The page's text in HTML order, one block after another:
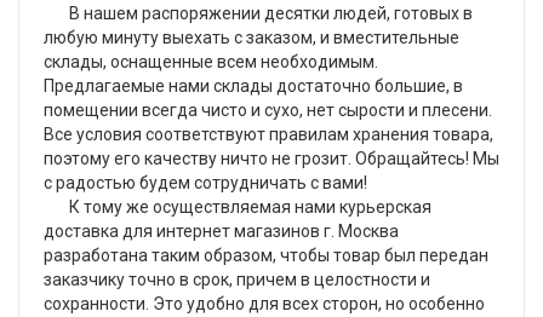
В нашем распоряжении десятки людей, готовых в
любую минуту выехать с заказом, и вместительные
склады, оснащенные всем необходимым.
Предлагаемые нами склады достаточно большие, в
помещении всегда чисто и сухо, нет сырости и плесени.
Все условия соответствуют правилам хранения товара,
поэтому его качеству ничто не грозит. Обращайтесь! Мы
с радостью будем сотрудничать с вами!
К тому же осуществляемая нами курьерская
доставка для интернет магазинов г. Москва
разработана таким образом, чтобы товар был передан
заказчику точно в срок, причем в целостности и
сохранности. Это удобно для всех сторон, но особенно